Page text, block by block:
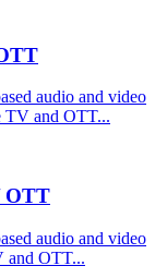
audio and video
TV and OTT...
OTT
audio and video
and OTT...